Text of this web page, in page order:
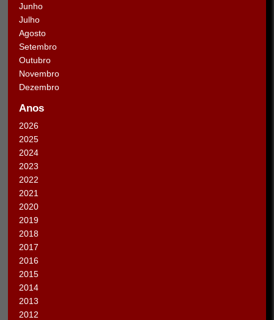
Junho
Julho
Agosto
Setembro
Outubro
Novembro
Dezembro
Anos
2026
2025
2024
2023
2022
2021
2020
2019
2018
2017
2016
2015
2014
2013
2012